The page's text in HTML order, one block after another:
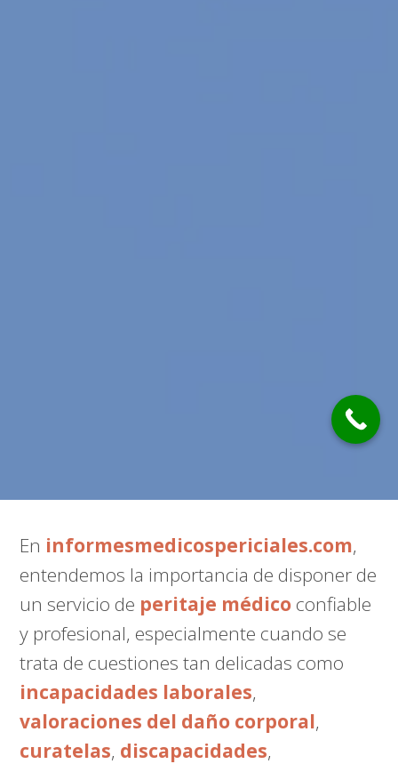
En informesmedicospericiales.com,
entendemos la importancia de disponer de
un servicio de peritaje médico confiable
y profesional, especialmente cuando se
trata de cuestiones tan delicadas como
incapacidades laborales,
valoraciones del daño corporal,
curatelas, discapacidades,